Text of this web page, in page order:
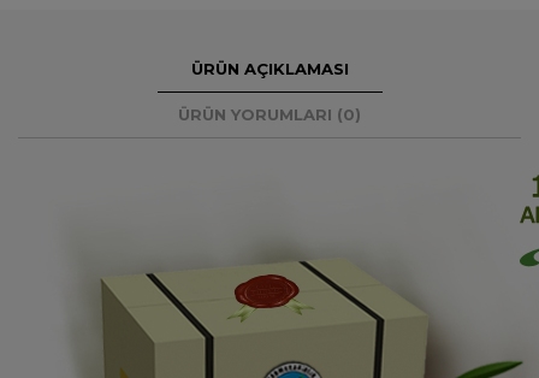
ÜRÜN AÇIKLAMASI
ÜRÜN YORUMLARI (0)